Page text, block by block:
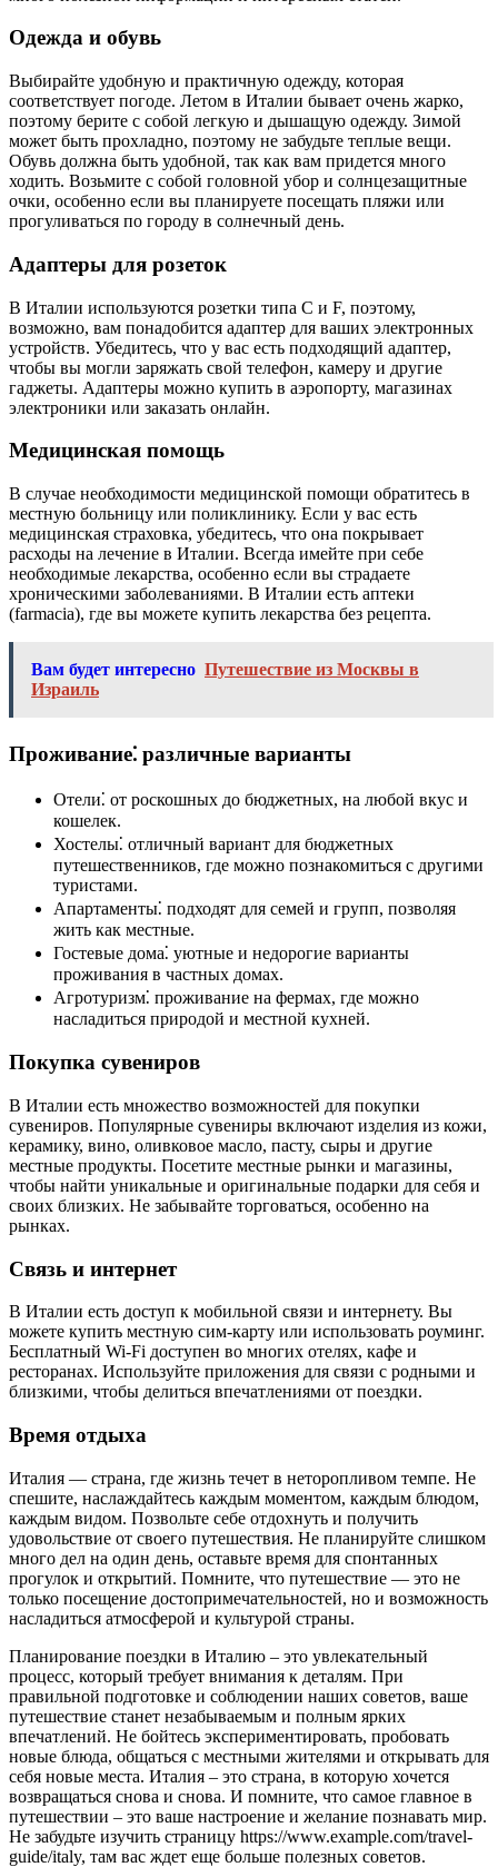
Одежда и обувь
Выбирайте удобную и практичную одежду, которая
соответствует погоде. Летом в Италии бывает очень жарко,
поэтому берите с собой легкую и дышащую одежду. Зимой
может быть прохладно, поэтому не забудьте теплые вещи.
Обувь должна быть удобной, так как вам придется много
ходить. Возьмите с собой головной убор и солнцезащитные
очки, особенно если вы планируете посещать пляжи или
прогуливаться по городу в солнечный день.
Адаптеры для розеток
В Италии используются розетки типа C и F, поэтому,
возможно, вам понадобится адаптер для ваших электронных
устройств. Убедитесь, что у вас есть подходящий адаптер,
чтобы вы могли заряжать свой телефон, камеру и другие
гаджеты. Адаптеры можно купить в аэропорту, магазинах
электроники или заказать онлайн.
Медицинская помощь
В случае необходимости медицинской помощи обратитесь в
местную больницу или поликлинику. Если у вас есть
медицинская страховка, убедитесь, что она покрывает
расходы на лечение в Италии. Всегда имейте при себе
необходимые лекарства, особенно если вы страдаете
хроническими заболеваниями. В Италии есть аптеки
(farmacia), где вы можете купить лекарства без рецепта.
Вам будет интересно Путешествие из Москвы в
Израиль
Проживание⁚ различные варианты
Отели⁚ от роскошных до бюджетных, на любой вкус и
кошелек.
Хостелы⁚ отличный вариант для бюджетных
путешественников, где можно познакомиться с другими
туристами.
Апартаменты⁚ подходят для семей и групп, позволяя
жить как местные.
Гостевые дома⁚ уютные и недорогие варианты
проживания в частных домах.
Агротуризм⁚ проживание на фермах, где можно
насладиться природой и местной кухней.
Покупка сувениров
В Италии есть множество возможностей для покупки
сувениров. Популярные сувениры включают изделия из кожи,
керамику, вино, оливковое масло, пасту, сыры и другие
местные продукты. Посетите местные рынки и магазины,
чтобы найти уникальные и оригинальные подарки для себя и
своих близких. Не забывайте торговаться, особенно на
рынках.
Связь и интернет
В Италии есть доступ к мобильной связи и интернету. Вы
можете купить местную сим-карту или использовать роуминг.
Бесплатный Wi-Fi доступен во многих отелях, кафе и
ресторанах. Используйте приложения для связи с родными и
близкими, чтобы делиться впечатлениями от поездки.
Время отдыха
Италия — страна, где жизнь течет в неторопливом темпе. Не
спешите, наслаждайтесь каждым моментом, каждым блюдом,
каждым видом. Позвольте себе отдохнуть и получить
удовольствие от своего путешествия. Не планируйте слишком
много дел на один день, оставьте время для спонтанных
прогулок и открытий. Помните, что путешествие — это не
только посещение достопримечательностей, но и возможность
насладиться атмосферой и культурой страны.
Планирование поездки в Италию – это увлекательный
процесс, который требует внимания к деталям. При
правильной подготовке и соблюдении наших советов, ваше
путешествие станет незабываемым и полным ярких
впечатлений. Не бойтесь экспериментировать, пробовать
новые блюда, общаться с местными жителями и открывать для
себя новые места. Италия – это страна, в которую хочется
возвращаться снова и снова. И помните, что самое главное в
путешествии – это ваше настроение и желание познавать мир.
Не забудьте изучить страницу https://www.example.com/travel-
guide/italy, там вас ждет еще больше полезных советов.